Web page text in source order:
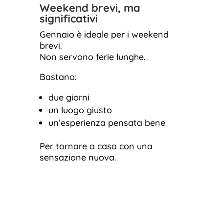
Weekend brevi, ma
significativi
Gennaio è ideale per i weekend
brevi.
Non servono ferie lunghe.
Bastano:
due giorni
un luogo giusto
un’esperienza pensata bene
Per tornare a casa con una
sensazione nuova.